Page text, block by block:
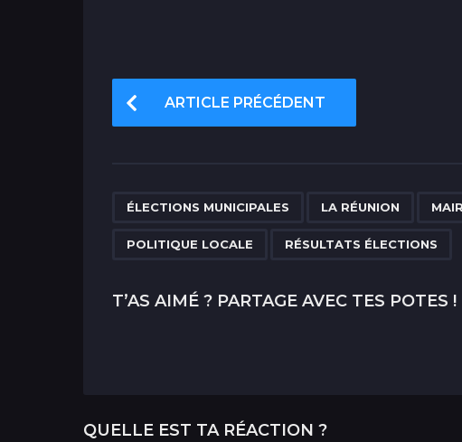
P
o
P
i
ARTICLE PRÉCÉDENT
ÉLECTIONS MUNICIPALES LA RÉUNION
POLITIQUE LOCALE RÉSULTATS ÉLECTIONS
T’AS AIMÉ ? PARTAGE AVEC TES POTES !
QUELLE EST TA RÉACTION ?